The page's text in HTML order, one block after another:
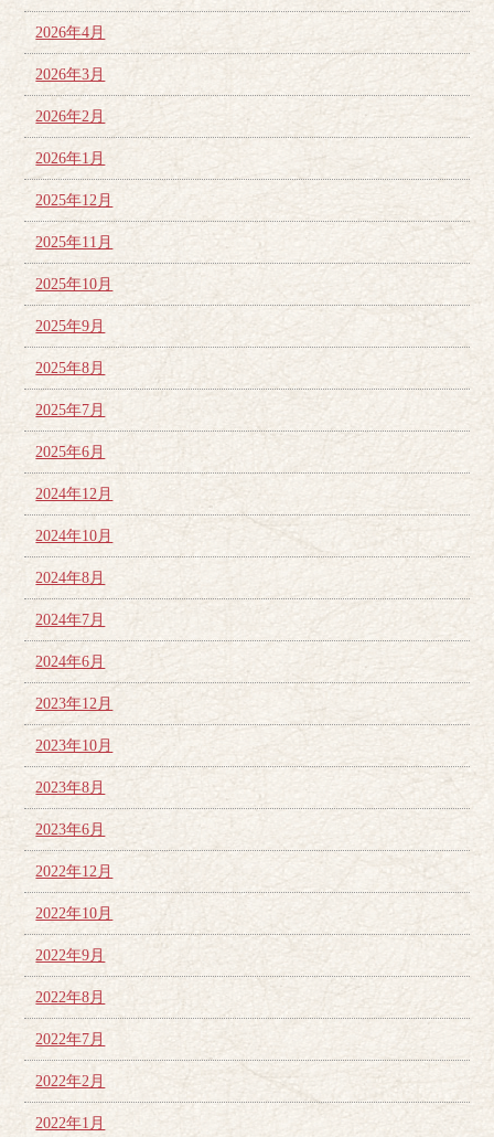
2026年4月
2026年3月
2026年2月
2026年1月
2025年12月
2025年11月
2025年10月
2025年9月
2025年8月
2025年7月
2025年6月
2024年12月
2024年10月
2024年8月
2024年7月
2024年6月
2023年12月
2023年10月
2023年8月
2023年6月
2022年12月
2022年10月
2022年9月
2022年8月
2022年7月
2022年2月
2022年1月